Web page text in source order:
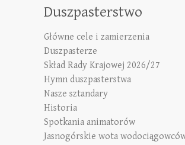
Duszpasterstwo
Główne cele i zamierzenia
Duszpasterze
Skład Rady Krajowej 2026/27
Hymn duszpasterstwa
Nasze sztandary
Historia
Spotkania animatorów
Jasnogórskie wota